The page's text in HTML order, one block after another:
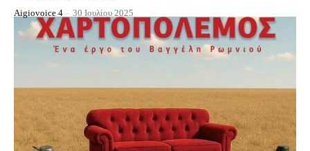
Aigiovoice 4 - 30 Ιουλίου 2025